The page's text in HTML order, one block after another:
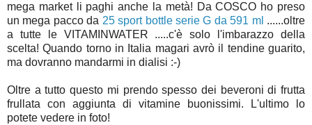
mega market li paghi anche la metà! Da COSCO ho preso
un mega pacco da 25 sport bottle serie G da 591 ml ......oltre
a tutte le VITAMINWATER .....c'è solo l'imbarazzo della
scelta! Quando torno in Italia magari avrò il tendine guarito,
ma dovranno mandarmi in dialisi :-)
Oltre a tutto questo mi prendo spesso dei beveroni di frutta
frullata con aggiunta di vitamine buonissimi. L'ultimo lo
potete vedere in foto!